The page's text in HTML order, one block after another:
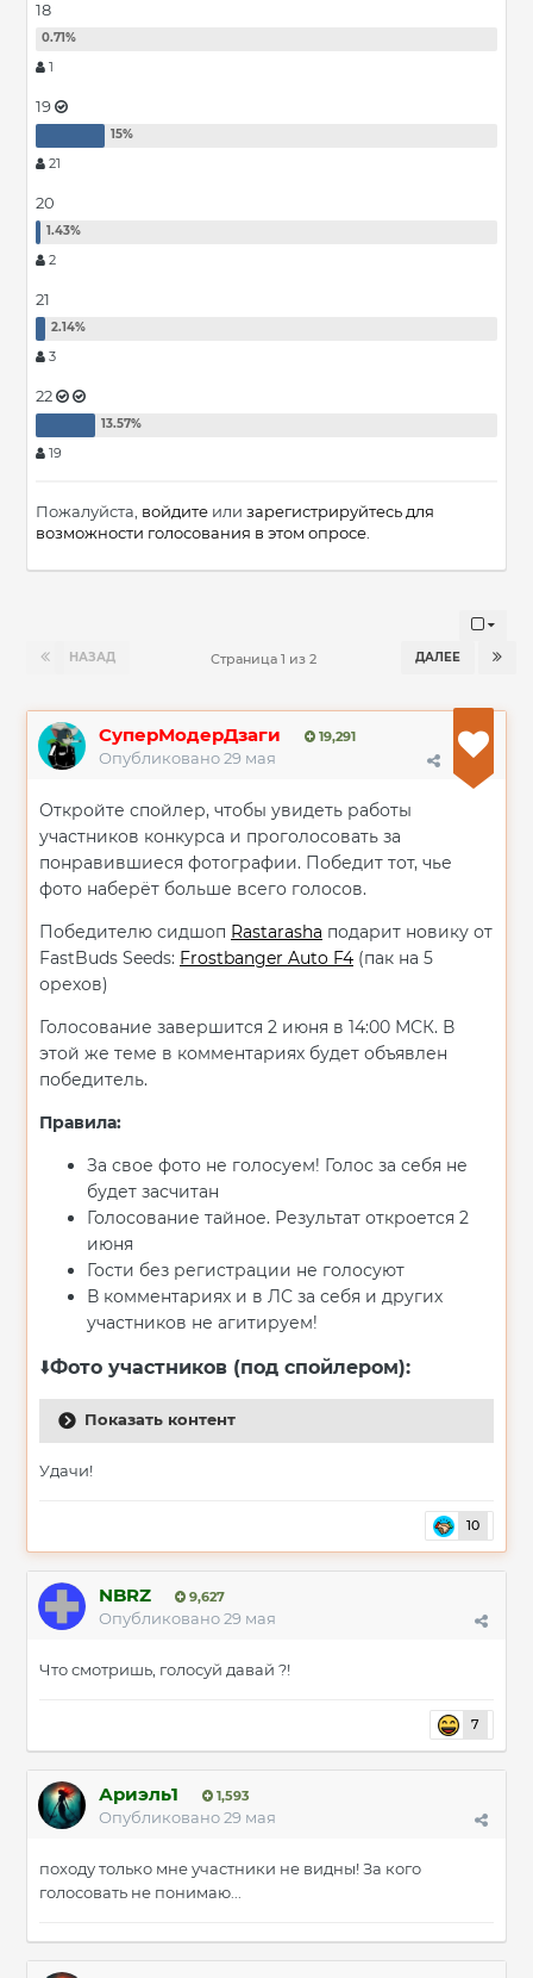
18
1
19
21
20
2
21
3
22
19
Пожалуйста, войдите или зарегистрируйтесь для
возможности голосования в этом опросе.
НАЗАД ДАЛЕЕ
Страница 1 из 2
СуперМодерДзаги 19,291
Опубликовано29 мая
Откройте спойлер, чтобы увидеть работы
участников конкурса и проголосовать за
понравившиеся фотографии. Победит тот, чье
фото наберёт больше всего голосов.
Победителю сидшоп Rastarasha подарит новику от
FastBuds Seeds: Frostbanger Auto F4 (пак на 5
орехов)
Голосование завершится 2 июня в 14:00 МСК. В
этой же теме в комментариях будет объявлен
победитель.
Правила:
За свое фото не голосуем! Голос за себя не
будет засчитан
Голосование тайное. Результат откроется 2
июня
Гости без регистрации не голосуют
В комментариях и в ЛС за себя и других
участников не агитируем!
⬇️Фото участников (под спойлером):
Показать контент
Удачи!
10
NBRZ 9,627
Опубликовано29 мая
Что смотришь, голосуй давай ?!
7
Ариэль1 1,593
Опубликовано29 мая
походу только мне участники не видны! За кого
голосовать не понимаю...